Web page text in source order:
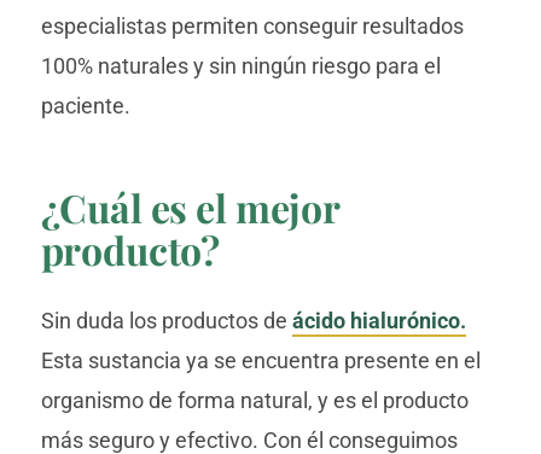
especialistas permiten conseguir resultados
100% naturales y sin ningún riesgo para el
paciente.
¿Cuál es el mejor
producto?
Sin duda los productos de ácido hialurónico.
Esta sustancia ya se encuentra presente en el
organismo de forma natural, y es el producto
más seguro y efectivo. Con él conseguimos